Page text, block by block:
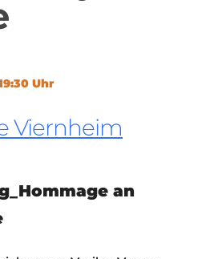
Uhr
Viernheim
an